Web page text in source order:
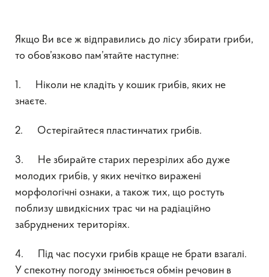
Якщо Ви все ж відправились до лісу збирати гриби,
то обов’язково пам’ятайте наступне:
1. Ніколи не кладіть у кошик грибів, яких не
знаєте.
2. Остерігайтеся пластинчатих грибів.
3. Не збирайте старих перезрілих або дуже
молодих грибів, у яких нечітко виражені
морфологічні ознаки, а також тих, що ростуть
поблизу швидкісних трас чи на радіаційно
забруднених територіях.
4. Під час посухи грибів краще не брати взагалі.
У спекотну погоду змінюється обмін речовин в